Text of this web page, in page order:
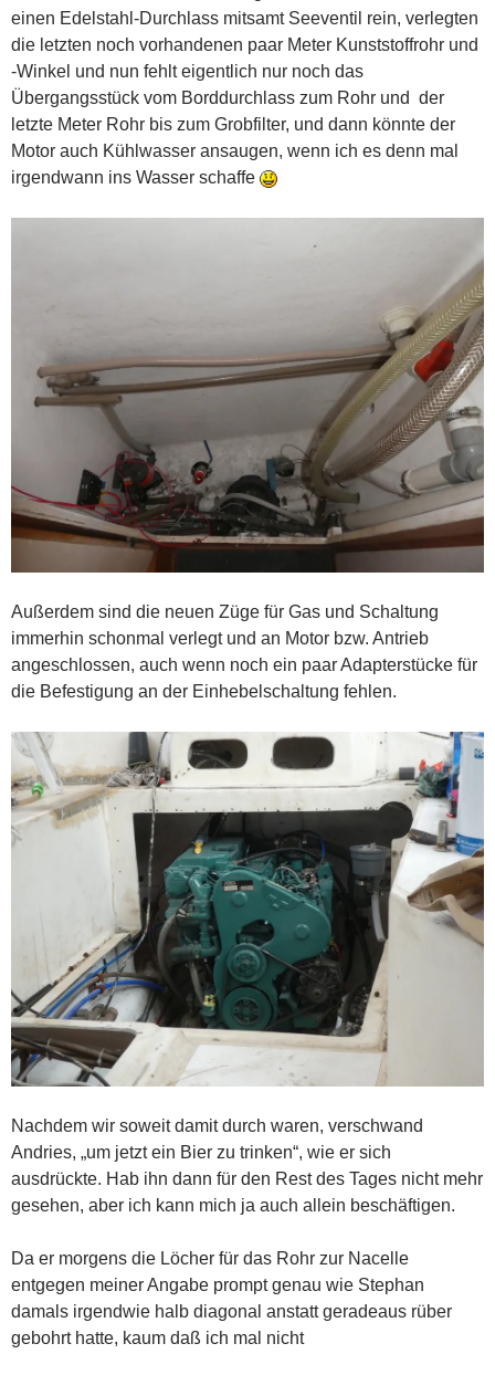
einen Edelstahl-Durchlass mitsamt Seeventil rein, verlegten
die letzten noch vorhandenen paar Meter Kunststoffrohr und
-Winkel und nun fehlt eigentlich nur noch das
Übergangsstück vom Borddurchlass zum Rohr und der
letzte Meter Rohr bis zum Grobfilter, und dann könnte der
Motor auch Kühlwasser ansaugen, wenn ich es denn mal
irgendwann ins Wasser schaffe
Außerdem sind die neuen Züge für Gas und Schaltung
immerhin schonmal verlegt und an Motor bzw. Antrieb
angeschlossen, auch wenn noch ein paar Adapterstücke für
die Befestigung an der Einhebelschaltung fehlen.
Nachdem wir soweit damit durch waren, verschwand
Andries, „um jetzt ein Bier zu trinken“, wie er sich
ausdrückte. Hab ihn dann für den Rest des Tages nicht mehr
gesehen, aber ich kann mich ja auch allein beschäftigen.
Da er morgens die Löcher für das Rohr zur Nacelle
entgegen meiner Angabe prompt genau wie Stephan
damals irgendwie halb diagonal anstatt geradeaus rüber
gebohrt hatte, kaum daß ich mal nicht